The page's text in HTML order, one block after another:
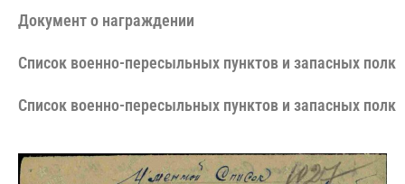
Документ о награждении
Cписок военно-пересыльных пунктов и запасных
Cписок военно-пересыльных пунктов и запасных